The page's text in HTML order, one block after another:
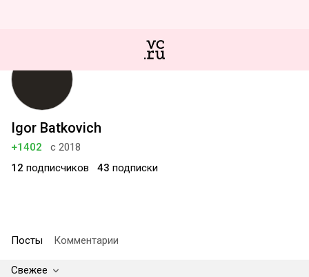
Igor Batkovich
+1402
с 2018
12 подписчиков 43 подписки
Посты Комментарии
Свежее